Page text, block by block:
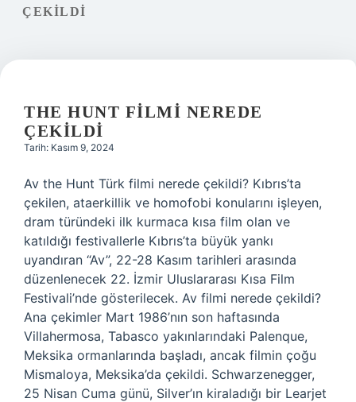
Hakkımızda
ÇEKILDI
THE HUNT FILMI NEREDE
ÇEKILDI
Tarih: Kasım 9, 2024
Av the Hunt Türk filmi nerede çekildi? Kıbrıs’ta
çekilen, ataerkillik ve homofobi konularını işleyen,
dram türündeki ilk kurmaca kısa film olan ve
katıldığı festivallerle Kıbrıs’ta büyük yankı
uyandıran “Av”, 22-28 Kasım tarihleri ​​arasında
düzenlenecek 22. İzmir Uluslararası Kısa Film
Festivali’nde gösterilecek. Av filmi nerede çekildi?
Ana çekimler Mart 1986’nın son haftasında
Villahermosa, Tabasco yakınlarındaki Palenque,
Meksika ormanlarında başladı, ancak filmin çoğu
Mismaloya, Meksika’da çekildi. Schwarzenegger,
25 Nisan Cuma günü, Silver’ın kiraladığı bir Learjet